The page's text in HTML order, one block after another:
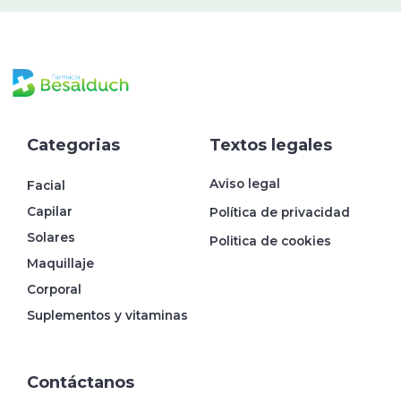
Categorias
Facial
Capilar
Solares
Maquillaje
Corporal
Suplementos y vitaminas
Textos legales
Aviso legal
Política de privacidad
Politica de cookies
Contáctanos